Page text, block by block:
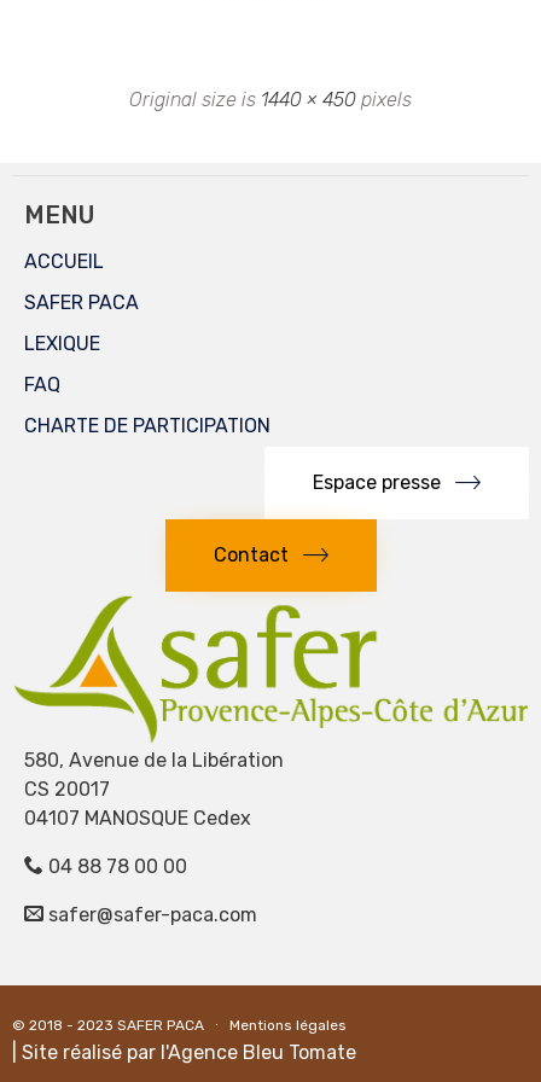
Original size is 1440 × 450 pixels
MENU
ACCUEIL
SAFER PACA
LEXIQUE
FAQ
CHARTE DE PARTICIPATION
Espace presse
Contact
580, Avenue de la Libération
CS 20017
04107 MANOSQUE Cedex
04 88 78 00 00
safer@safer-paca.com
© 2018 - 2023 SAFER PACA ∙ Mentions légales
| Site réalisé par l'Agence Bleu Tomate